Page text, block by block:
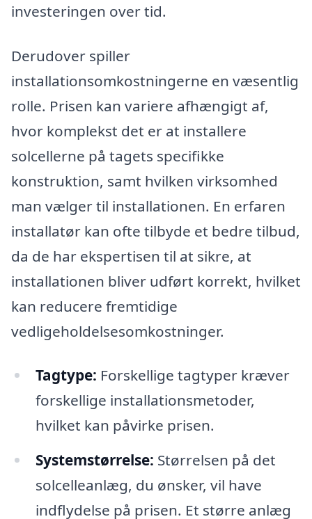
investeringen over tid.
Derudover spiller
installationsomkostningerne en væsentlig
rolle. Prisen kan variere afhængigt af,
hvor komplekst det er at installere
solcellerne på tagets specifikke
konstruktion, samt hvilken virksomhed
man vælger til installationen. En erfaren
installatør kan ofte tilbyde et bedre tilbud,
da de har ekspertisen til at sikre, at
installationen bliver udført korrekt, hvilket
kan reducere fremtidige
vedligeholdelsesomkostninger.
Tagtype: Forskellige tagtyper kræver
forskellige installationsmetoder,
hvilket kan påvirke prisen.
Systemstørrelse: Størrelsen på det
solcelleanlæg, du ønsker, vil have
indflydelse på prisen. Et større anlæg